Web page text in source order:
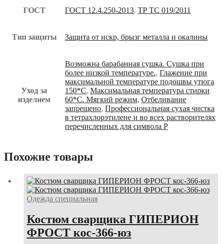
ГОСТ ГОСТ 12.4.250-2013, ТР ТС 019/2011
Тип защиты Защита от искр, брызг металла и окалины
Уход за
изделием
Возможна барабанная сушка. Сушка при
более низкой температуре., Глажение при
максимальной температуре подошвы утюга
150*С, Максимальная температура стирки
60*С. Мягкий режим, Отбеливание
запрещено, Профессиональная сухая чистка
в тетрахлорэтилене и во всех растворителях
перечисленных для символа Р
Похожие товары
Одежда специальная
Костюм сварщика ГИПЕРИОН
ФРОСТ кос-366-юз